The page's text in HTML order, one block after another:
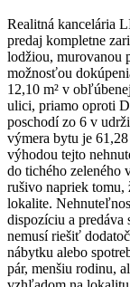
Realitná kancelária
predaj kompletne
lodžiou, murovanou
možnosťou
12,10 m² v
ulici, priamo oproti
poschodí zo 6 v
výmera bytu je
výhodou tejto
do tichého zeleného
rušivo napriek tomu,
lokalite.
dispozíciu a
nemusí riešiť
nábytku alebo
pár, menšiu rodinu,